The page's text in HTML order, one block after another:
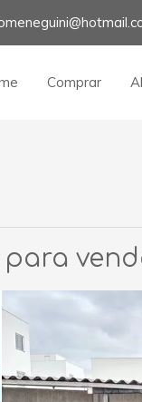
Comprar